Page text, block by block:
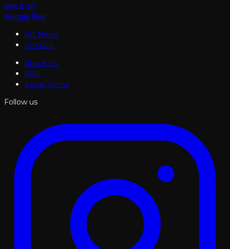
Get it on
Google Play
Art News
Contact
About Us
FAQ
Legal Terms
Follow us